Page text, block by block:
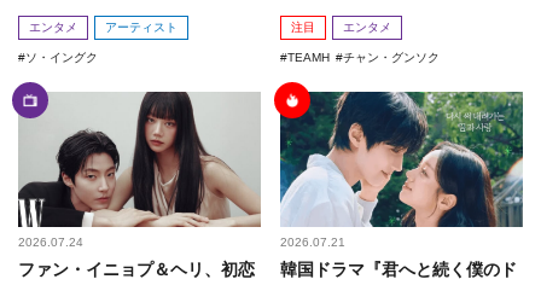
エンタメ アーティスト
ソ・イングク
注目 エンタメ
TEAMH チャン・グンソク
2026.07.24
ファン・イニョプ＆ヘリ、初恋
2026.07.21
韓国ドラマ『君へと続く僕のド